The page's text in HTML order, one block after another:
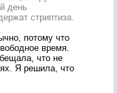
день
стриптиза.
потому что
время.
что не
Я решила, что